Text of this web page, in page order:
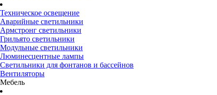
Техническое освещение
Аварийные светильники
Армстронг светильники
Грильято светильники
Модульные светильники
Люминесцентные лампы
Светильники для фонтанов и бассейнов
Вентиляторы
Мебель